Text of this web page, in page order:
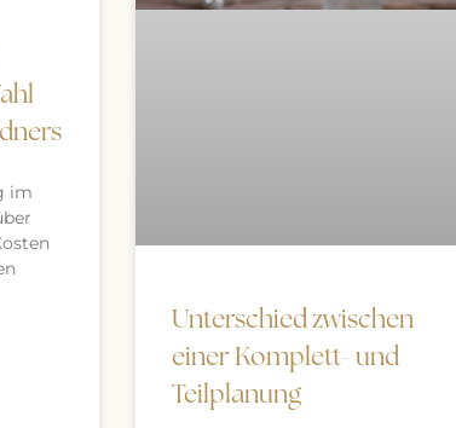
im
Unterschied zwischen
einer Komplett- und
Teilplanung